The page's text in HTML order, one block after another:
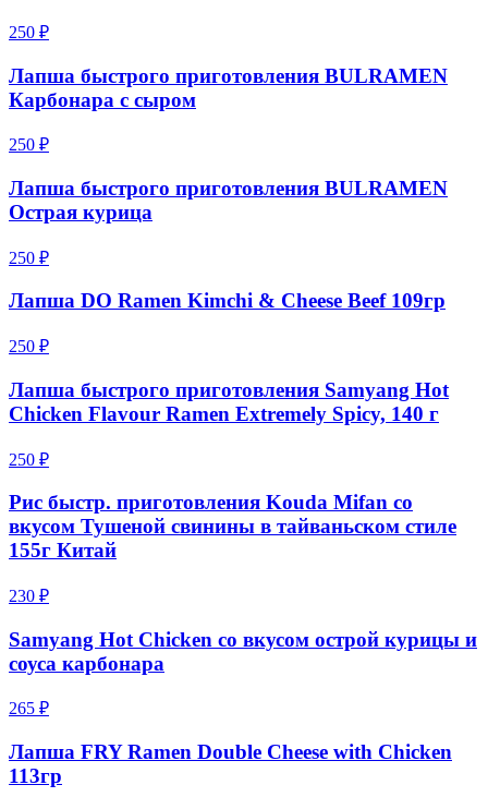
250 ₽
Лапша быстрого приготовления BULRAMEN
Карбонара с сыром
250 ₽
Лапша быстрого приготовления BULRAMEN
Острая курица
250 ₽
Лапша DO Ramen Kimchi & Cheese Beef 109гр
250 ₽
Лапша быстрого приготовления Samyang Hot
Chicken Flavour Ramen Extremely Spicy, 140 г
250 ₽
Рис быстр. приготовления Kouda Mifan со
вкусом Тушеной свинины в тайваньском стиле
155г Китай
230 ₽
Samyang Hot Chicken со вкусом острой курицы и
соуса карбонара
265 ₽
Лапша FRY Ramen Double Cheese with Chicken
113гр